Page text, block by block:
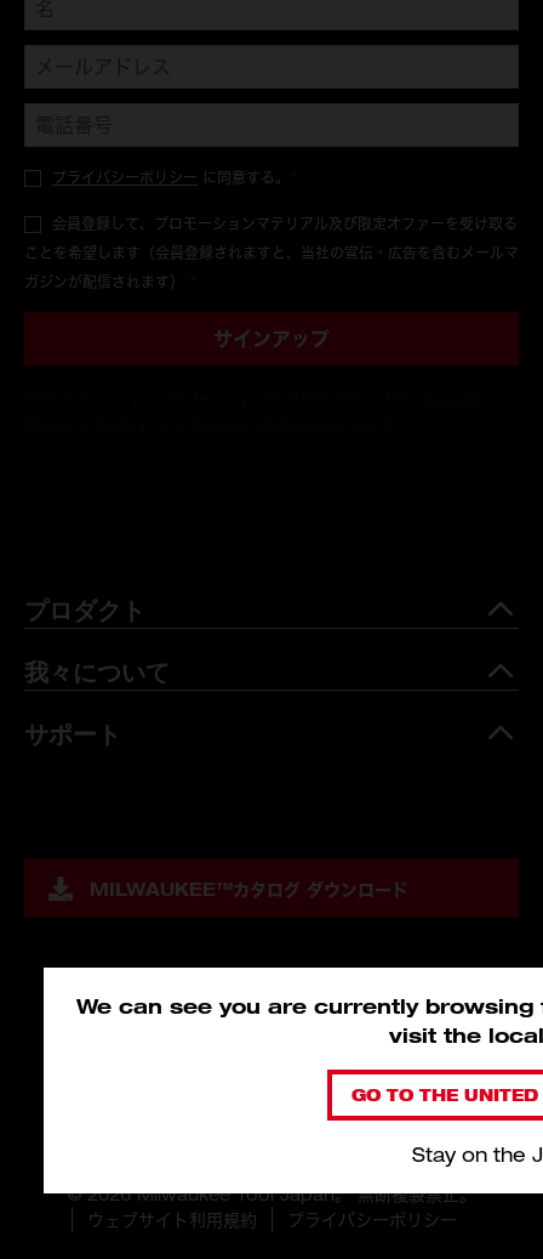
We can see you are currently
visit the
GO TO THE
Stay on the
プロダクト
我々について
サポート
プライバシーポリシー に同意する。 *
会員登録して、プロモーションマテリアル及び限定オファーを受け取る
ことを希望します（会員登録されますと、当社の宣伝・広告を含むメールマ
ガジンが配信されます） *
サインアップ
MILWAUKEE™カタログ ダウンロード
© 2026 Milwaukee Tool Japan。 無断複製禁止。
ウェブサイト利用規約
プライバシーポリシー